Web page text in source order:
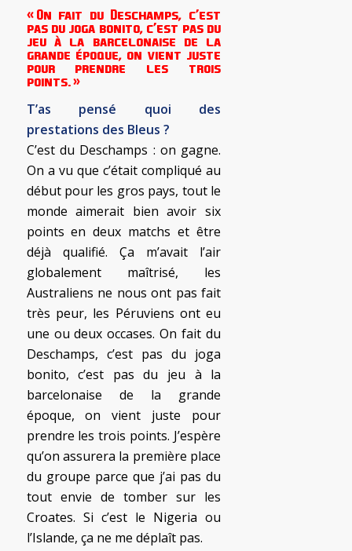
« On fait du Deschamps, c’est
pas du joga bonito, c’est pas du
jeu à la barcelonaise de la
grande époque, on vient juste
pour prendre les trois
points. »
T’as pensé quoi des
prestations des Bleus ?
C’est du Deschamps : on gagne.
On a vu que c’était compliqué au
début pour les gros pays, tout le
monde aimerait bien avoir six
points en deux matchs et être
déjà qualifié. Ça m’avait l’air
globalement maîtrisé, les
Australiens ne nous ont pas fait
très peur, les Péruviens ont eu
une ou deux occases. On fait du
Deschamps, c’est pas du joga
bonito, c’est pas du jeu à la
barcelonaise de la grande
époque, on vient juste pour
prendre les trois points. J’espère
qu’on assurera la première place
du groupe parce que j’ai pas du
tout envie de tomber sur les
Croates. Si c’est le Nigeria ou
l’Islande, ça ne me déplaît pas.